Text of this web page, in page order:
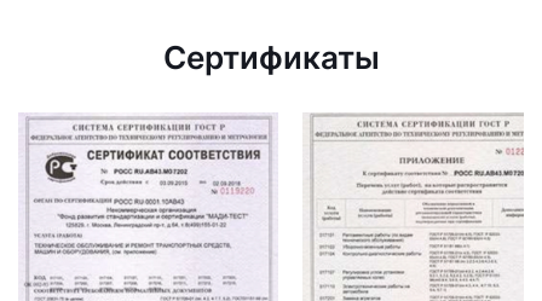
Сертификаты